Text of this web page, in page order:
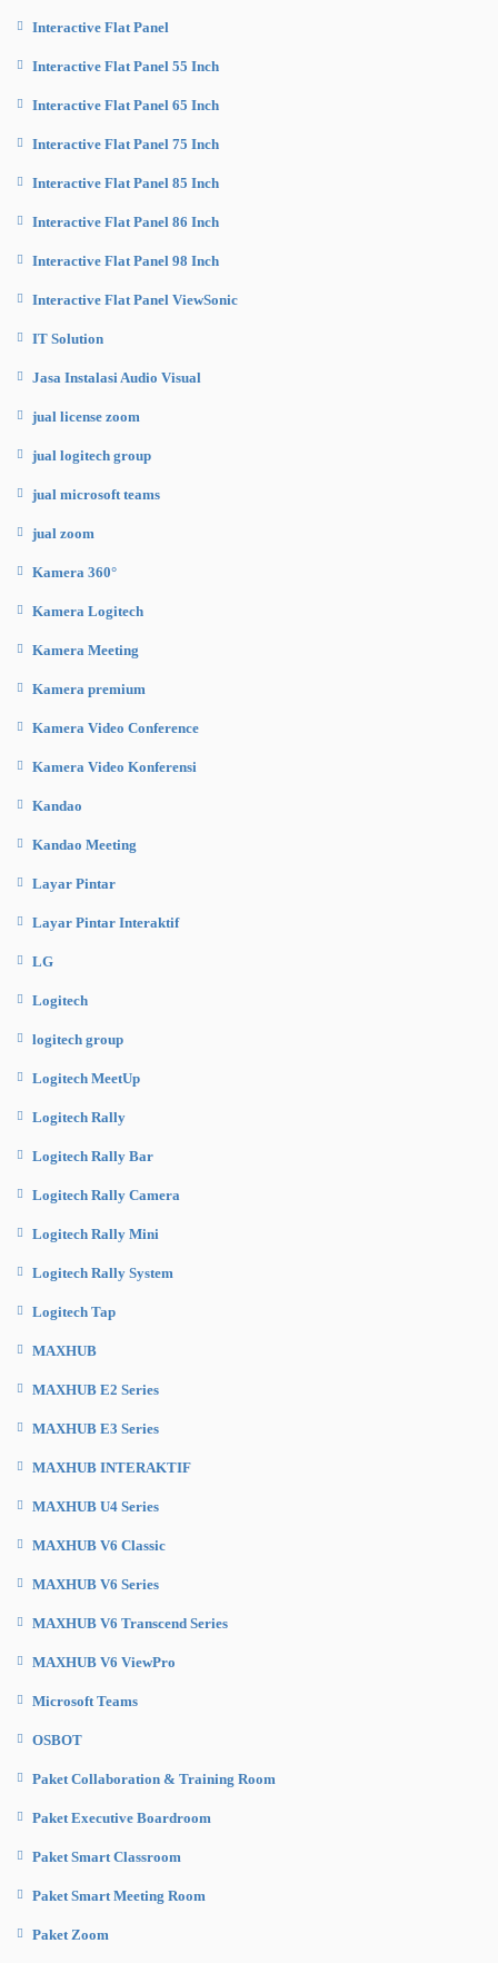
Interactive Flat Panel
Interactive Flat Panel 55 Inch
Interactive Flat Panel 65 Inch
Interactive Flat Panel 75 Inch
Interactive Flat Panel 85 Inch
Interactive Flat Panel 86 Inch
Interactive Flat Panel 98 Inch
Interactive Flat Panel ViewSonic
IT Solution
Jasa Instalasi Audio Visual
jual license zoom
jual logitech group
jual microsoft teams
jual zoom
Kamera 360°
Kamera Logitech
Kamera Meeting
Kamera premium
Kamera Video Conference
Kamera Video Konferensi
Kandao
Kandao Meeting
Layar Pintar
Layar Pintar Interaktif
LG
Logitech
logitech group
Logitech MeetUp
Logitech Rally
Logitech Rally Bar
Logitech Rally Camera
Logitech Rally Mini
Logitech Rally System
Logitech Tap
MAXHUB
MAXHUB E2 Series
MAXHUB E3 Series
MAXHUB INTERAKTIF
MAXHUB U4 Series
MAXHUB V6 Classic
MAXHUB V6 Series
MAXHUB V6 Transcend Series
MAXHUB V6 ViewPro
Microsoft Teams
OSBOT
Paket Collaboration & Training Room
Paket Executive Boardroom
Paket Smart Classroom
Paket Smart Meeting Room
Paket Zoom